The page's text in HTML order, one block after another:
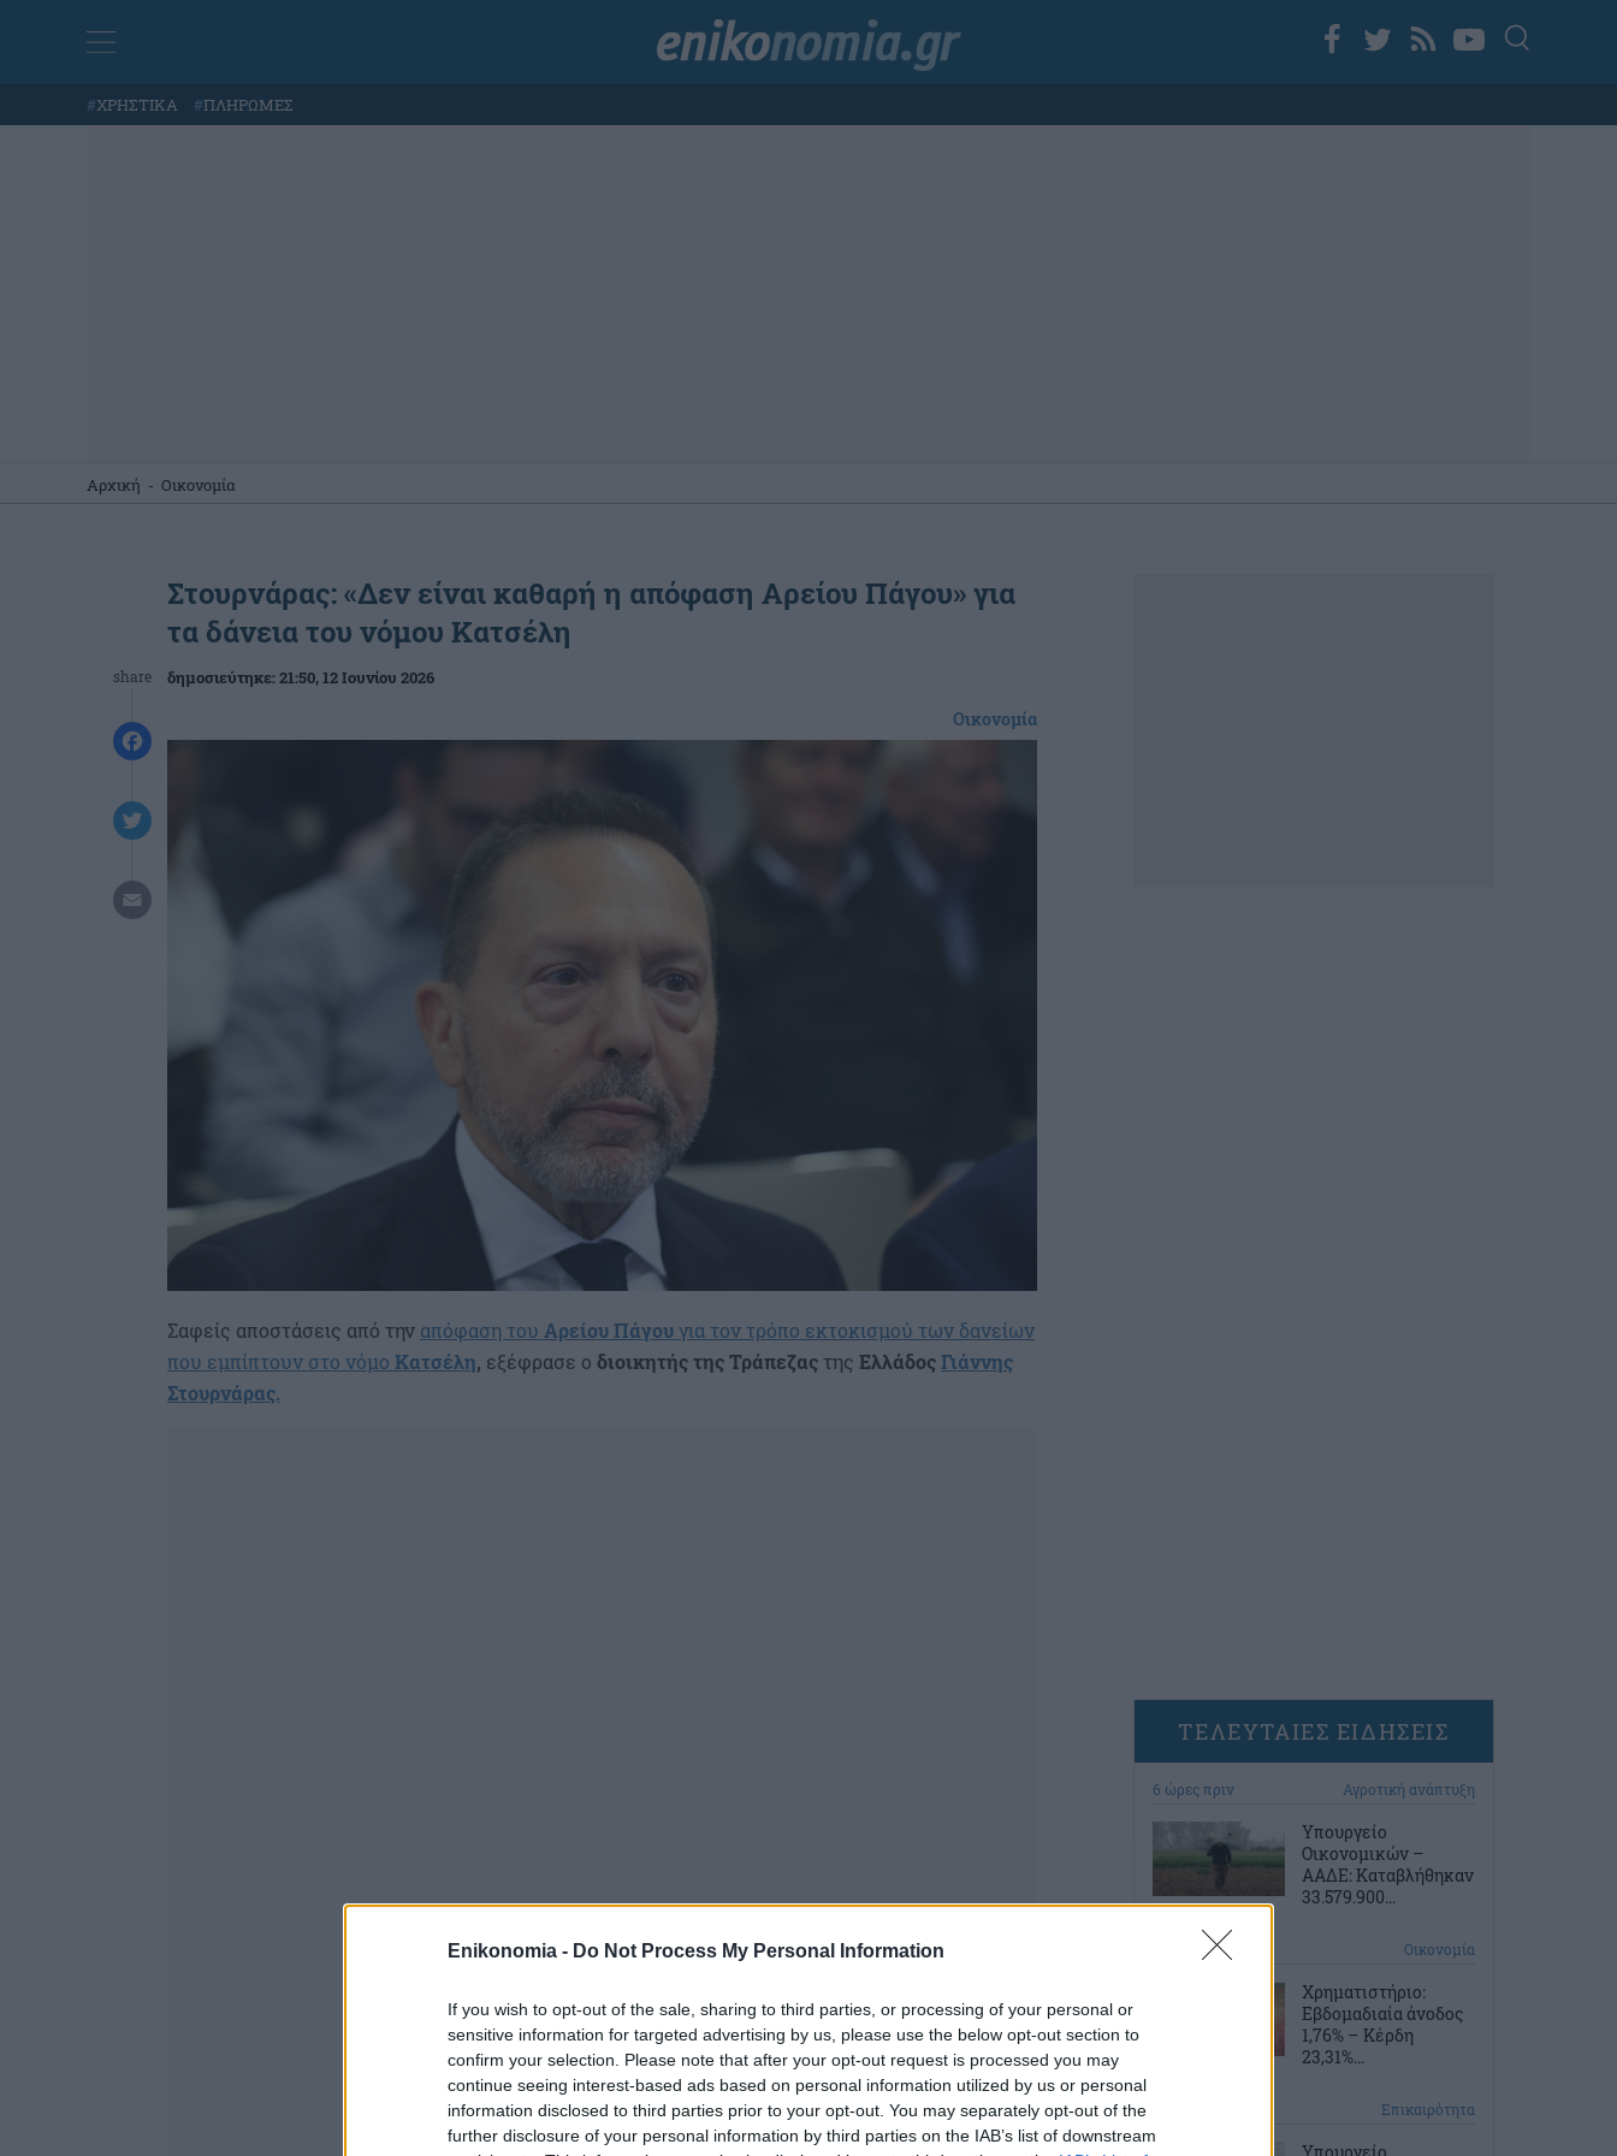
Enikonomia - Do Not Process My Personal Information
If you wish to opt-out of the sale, sharing to third parties, or processing of your personal or
sensitive information for targeted advertising by us, please use the below opt-out section to
confirm your selection. Please note that after your opt-out request is processed you may
continue seeing interest-based ads based on personal information utilized by us or personal
information disclosed to third parties prior to your opt-out. You may separately opt-out of the
further disclosure of your personal information by third parties on the IAB’s list of downstream
#ΧΡΗΣΤΙΚΑ #ΠΛΗΡΩΜΕΣ
Αρχική - Οικονομία
share
Στουρνάρας: «Δεν είναι καθαρή η απόφαση Αρείου Πάγου» για
τα δάνεια του νόμου Κατσέλη
δημοσιεύτηκε:21:50, 12 Ιουνίου 2026
Οικονομία
Σαφείς αποστάσεις από την απόφαση του Αρείου Πάγουγια τον τρόπο εκτοκισμού των δανείων
που εμπίπτουν στο νόμο Κατσέλη, εξέφρασε ο διοικητής της Τράπεζαςτης ΕλλάδοςΓιάννης
Στουρνάρας.
ΤΕΛΕΥΤΑΙΕΣ ΕΙΔΗΣΕΙΣ
6 ώρες πριν Αγροτική ανάπτυξη
Υπουργείο
Οικονομικών –
ΑΑΔΕ: Καταβλήθηκαν
33.579.900...
7 ώρες πριν Οικονομία
Χρηματιστήριο:
Εβδομαδιαία άνοδος
1,76% – Κέρδη
23,31%...
Επικαιρότητα